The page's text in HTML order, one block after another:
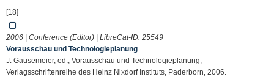
[18]
2006 | Conference (Editor) | LibreCat-ID: 25549
Vorausschau und Technologieplanung
J. Gausemeier, ed., Vorausschau und Technologieplanung,
Verlagsschriftenreihe des Heinz Nixdorf Instituts, Paderborn, 2006.